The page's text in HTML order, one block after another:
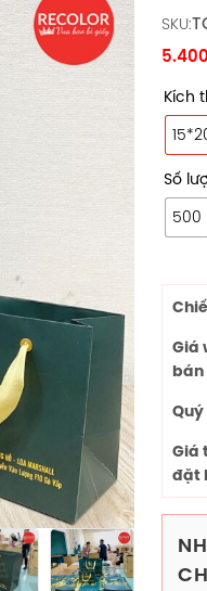
SKU:
5.400
Kích
Số
500
Giá
bán
Giá
đặt